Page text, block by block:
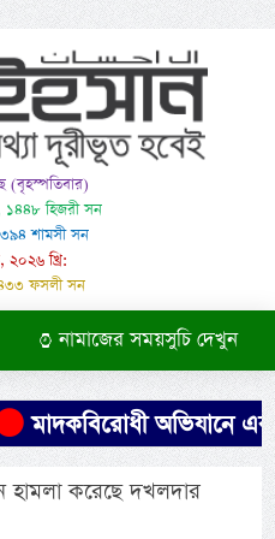
(বৃহস্পতিবার)
হিজরী সন
শামসী সন
খ্রি:
ফসলী সন
নামাজের সময়সুচি দেখুন
মাদকবিরোধী অভিযানে এক
হামলা করেছে দখলদার